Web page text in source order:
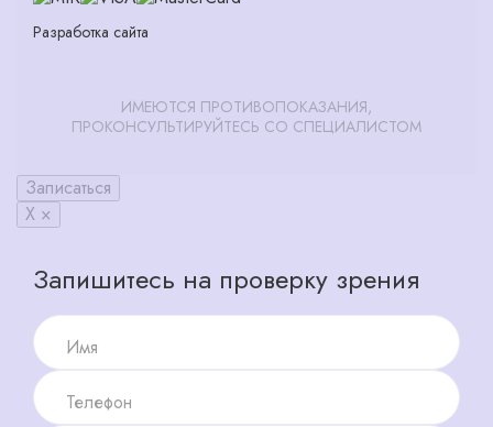
Разработка сайта
ИМЕЮТСЯ ПРОТИВОПОКАЗАНИЯ,
ПРОКОНСУЛЬТИРУЙТЕСЬ СО СПЕЦИАЛИСТОМ
Записаться
X ×
Запишитесь на проверку зрения
Имя
Телефон